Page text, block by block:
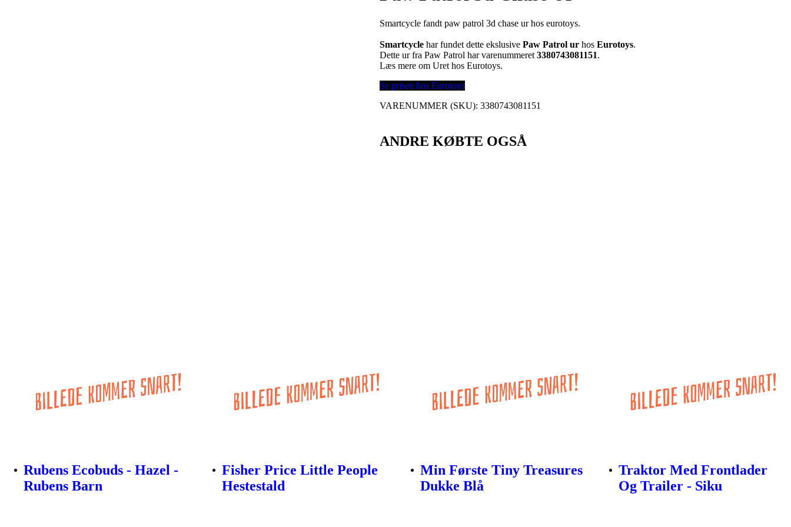
Smartcycle fandt paw patrol 3d chase ur hos eurotoys.
Smartcycle har fundet dette ekslusivePaw Patrol ur hosEurotoys.
Dette ur fra Paw Patrol har varenummeret3380743081151.
Læs mere om Uret hos Eurotoys.
Se prisen hos Eurotoys
VARENUMMER (SKU):3380743081151
ANDRE KØBTE OGSÅ
Rubens Ecobuds - Hazel -
Rubens Barn
Fisher Price Little People
Hestestald
Min Første Tiny Treasures
Dukke Blå
Traktor Med Frontlader
Og Trailer - Siku